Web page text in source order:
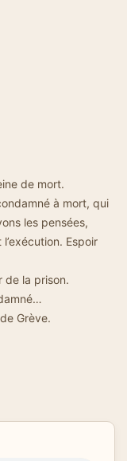
de mort.
à mort, qui
les pensées,
Espoir
de la prison.
Grève.